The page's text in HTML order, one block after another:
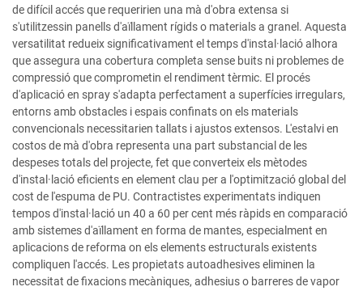
de difícil accés que requeririen una mà d'obra extensa si
s'utilitzessin panells d'aïllament rígids o materials a granel. Aquesta
versatilitat redueix significativament el temps d'instal·lació alhora
que assegura una cobertura completa sense buits ni problemes de
compressió que comprometin el rendiment tèrmic. El procés
d'aplicació en spray s'adapta perfectament a superfícies irregulars,
entorns amb obstacles i espais confinats on els materials
convencionals necessitarien tallats i ajustos extensos. L'estalvi en
costos de mà d'obra representa una part substancial de les
despeses totals del projecte, fet que converteix els mètodes
d'instal·lació eficients en element clau per a l'optimització global del
cost de l'espuma de PU. Contractistes experimentats indiquen
tempos d'instal·lació un 40 a 60 per cent més ràpids en comparació
amb sistemes d'aïllament en forma de mantes, especialment en
aplicacions de reforma on els elements estructurals existents
compliquen l'accés. Les propietats autoadhesives eliminen la
necessitat de fixacions mecàniques, adhesius o barreres de vapor